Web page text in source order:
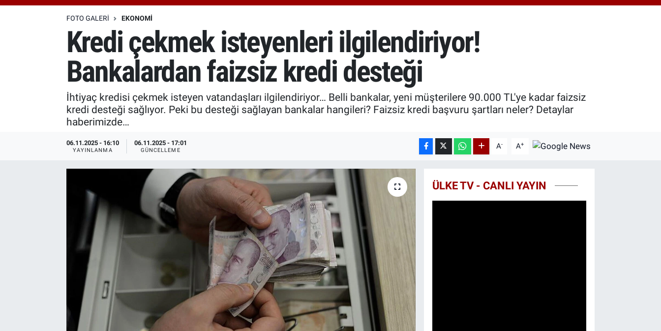
BITCOIN
64.927,78
%1.32
FOTO GALERI EKONOMI
Kredi çekmek isteyenleri ilgilendiriyor!
Bankalardan faizsiz kredi desteği
İhtiyaç kredisi çekmek isteyen vatandaşları ilgilendiriyor… Belli bankalar, yeni müşterilere 90.000 TL'ye kadar faizsiz
kredi desteği sağlıyor. Peki bu desteği sağlayan bankalar hangileri? Faizsiz kredi başvuru şartları neler? Detaylar
haberimizde…
06.11.2025 - 16:10
YAYINLANMA
06.11.2025 - 17:01
GÜNCELLEME A- A+
ÜLKE TV - CANLI YAYIN
Özel Haberler
Özel Haberler
Erişim Bilgileri
Haber Arşivi